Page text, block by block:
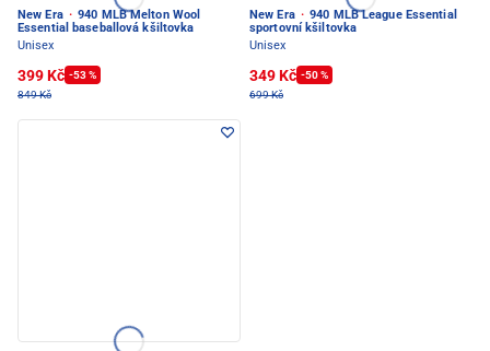
New Era · 940 MLB Melton Wool
Essential baseballová kšiltovka
Unisex
399 Kč -53 %
849 Kč
New Era · 940 MLB League Essential
sportovní kšiltovka
Unisex
349 Kč -50 %
699 Kč